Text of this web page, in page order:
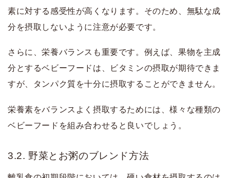
素に対する感受性が高くなります。そのため、無駄な成
分を摂取しないように注意が必要です。
さらに、栄養バランスも重要です。例えば、果物を主成
分とするベビーフードは、ビタミンの摂取が期待できま
すが、タンパク質を十分に摂取することができません。
栄養素をバランスよく摂取するためには、様々な種類の
ベビーフードを組み合わせると良いでしょう。
3.2. 野菜とお粥のブレンド方法